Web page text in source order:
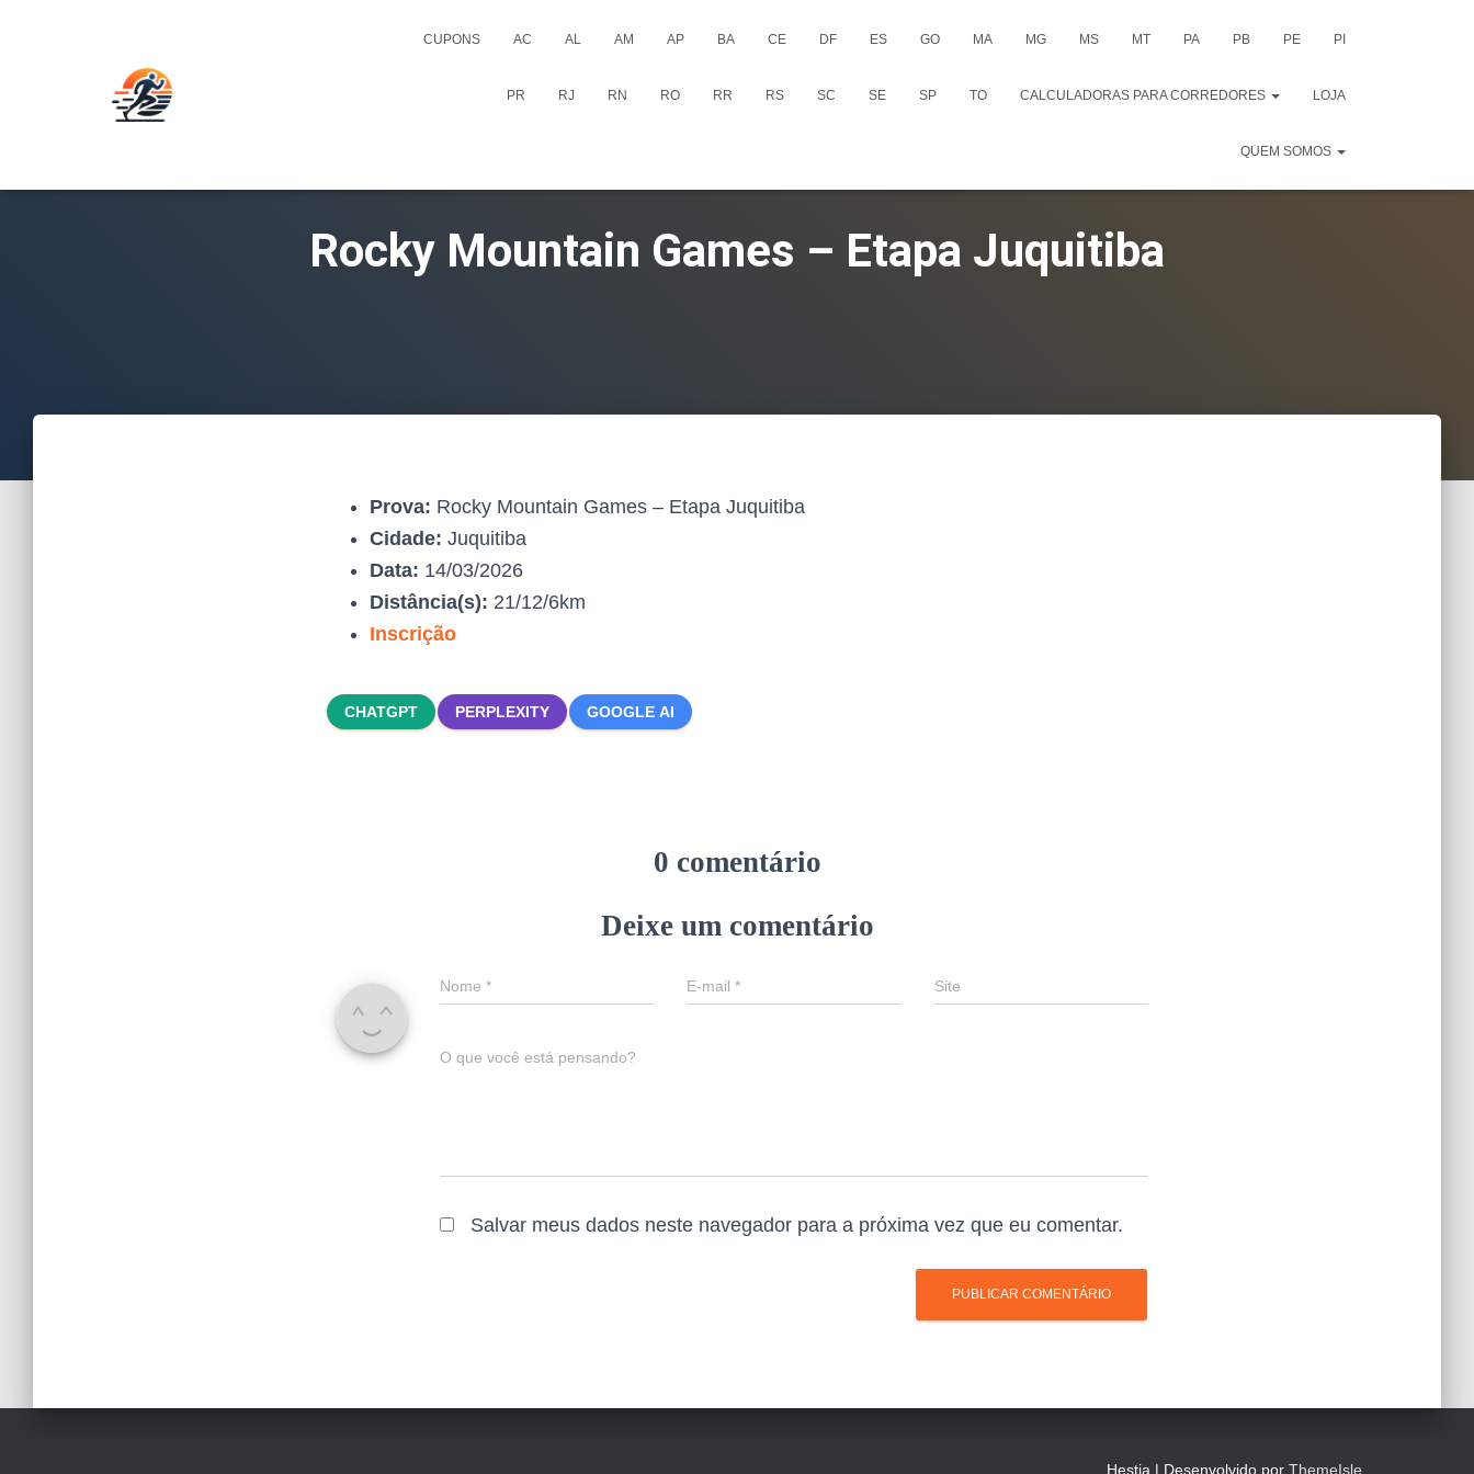
CUPONS AC AL AM AP BA CE DF ES GO MA MG MS MT PA PB PE PI
PR RJ RN RO RR RS SC SE SP TO CALCULADORAS PARA CORREDORES LOJA
QUEM SOMOS
Rocky Mountain Games – Etapa Juquitiba
Prova: Rocky Mountain Games – Etapa Juquitiba
Cidade: Juquitiba
Data: 14/03/2026
Distância(s): 21/12/6km
Inscrição
CHATGPT PERPLEXITY GOOGLE AI
0 comentário
Deixe um comentário
Nome * E-mail* Site
O que você está pensando?
Salvar meus dados neste navegador para a próxima vez que eu comentar.
Hestia | Desenvolvido por ThemeIsle